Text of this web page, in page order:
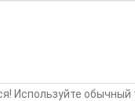
Используйте обычный